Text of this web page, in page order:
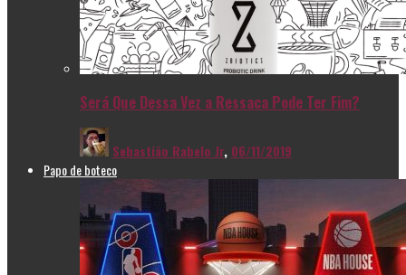
Será Que Dessa Vez a Ressaca Pode Ter Fim?
Sebastião Rabelo Jr, 06/11/2019
Papo de boteco